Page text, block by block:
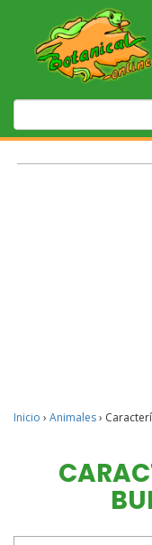
Inicio › Animales›